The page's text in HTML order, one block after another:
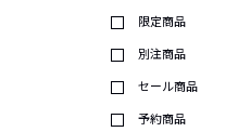
限定商品
別注商品
セール商品
予約商品